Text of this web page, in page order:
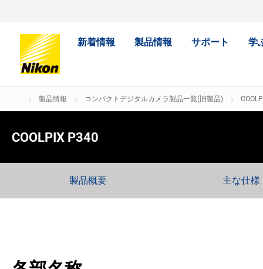
新着情報 製品情報 サポート 学
製品情報 コンパクトデジタルカメラ製品一覧(旧製品)
COOLPIX P340
製品概要 主な仕様